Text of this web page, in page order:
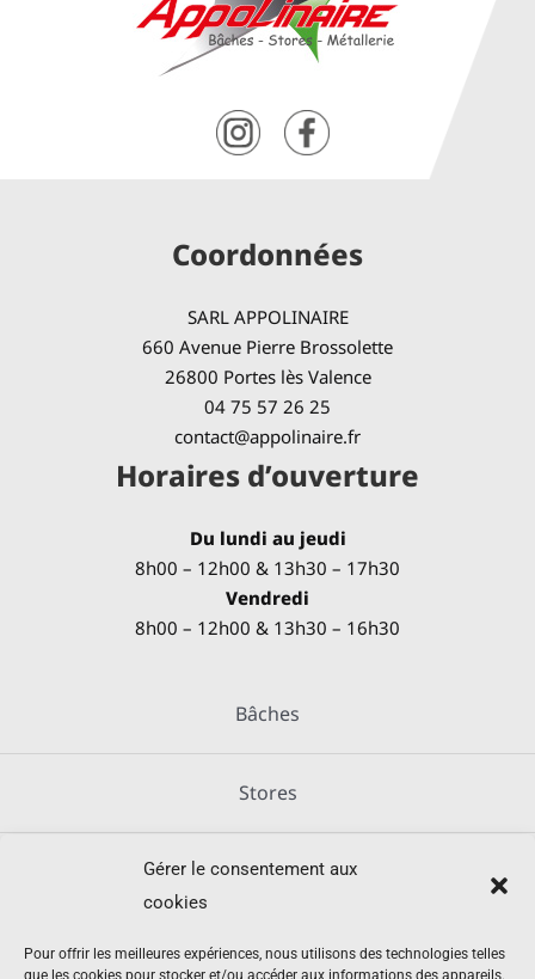
Gérer le consentement aux
cookies
Pour offrir les meilleures expériences, nous utilisons des technologies telles
que les cookies pour stocker et/ou accéder aux informations des appareils.
Coordonnées
SARL APPOLINAIRE
660 Avenue Pierre Brossolette
26800 Portes lès Valence
04 75 57 26 25
contact@appolinaire.fr
Horaires d’ouverture
Du lundi au jeudi
8h00 – 12h00 & 13h30 – 17h30
Vendredi
8h00 – 12h00 & 13h30 – 16h30
Bâches
Stores
Métallerie
Équipements agricoles